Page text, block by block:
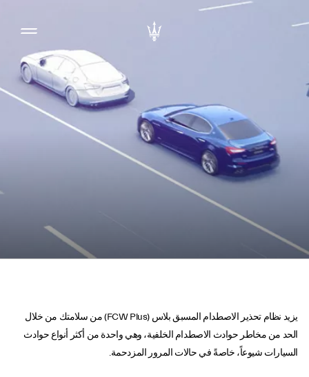
يزيد نظام تحذير الاصطدام المسبق بلاس (FCW Plus) من سلامتك من خلال
الحد من مخاطر حوادث الاصطدام الخلفية، وهي واحدة من أكثر أنواع حوادث
السيارات شيوعاً، خاصةً في حالات المرور المزدحمة.